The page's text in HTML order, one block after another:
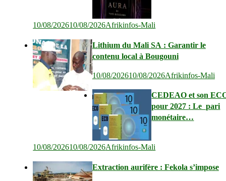
10/08/202610/08/2026Afrikinfos-Mali
Lithium du Mali SA : Garantir le
contenu local à Bougouni
10/08/202610/08/2026Afrikinfos-Mali
CEDEAO et son
pour 2027 : Le pari
monétaire…
10/08/202610/08/2026Afrikinfos-Mali
Extraction aurifère : Fekola s’impose